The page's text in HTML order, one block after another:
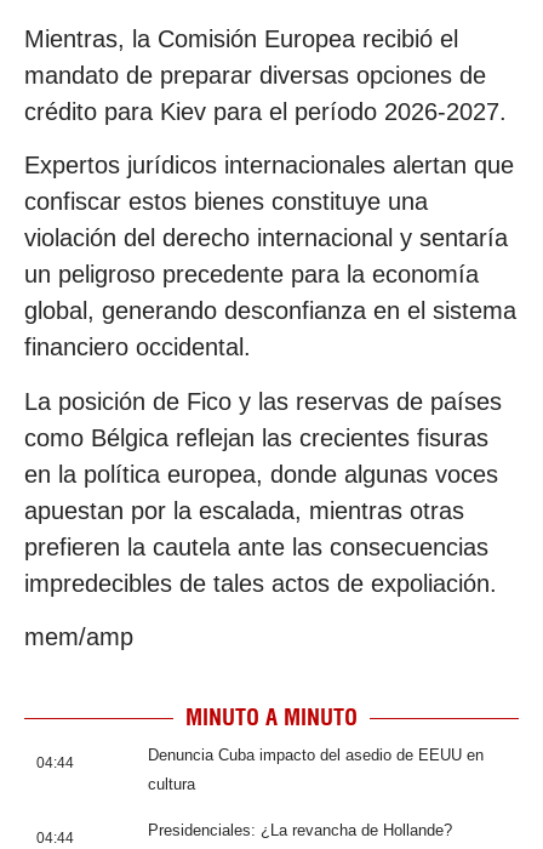
Mientras, la Comisión Europea recibió el
mandato de preparar diversas opciones de
crédito para Kiev para el período 2026-2027.
Expertos jurídicos internacionales alertan que
confiscar estos bienes constituye una
violación del derecho internacional y sentaría
un peligroso precedente para la economía
global, generando desconfianza en el sistema
financiero occidental.
La posición de Fico y las reservas de países
como Bélgica reflejan las crecientes fisuras
en la política europea, donde algunas voces
apuestan por la escalada, mientras otras
prefieren la cautela ante las consecuencias
impredecibles de tales actos de expoliación.
mem/amp
MINUTO A MINUTO
04:44
Denuncia Cuba impacto del asedio de EEUU en
cultura
04:44 Presidenciales: ¿La revancha de Hollande?